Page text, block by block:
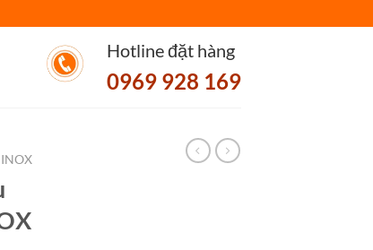
Hotline đặt hàng
0969 928 169